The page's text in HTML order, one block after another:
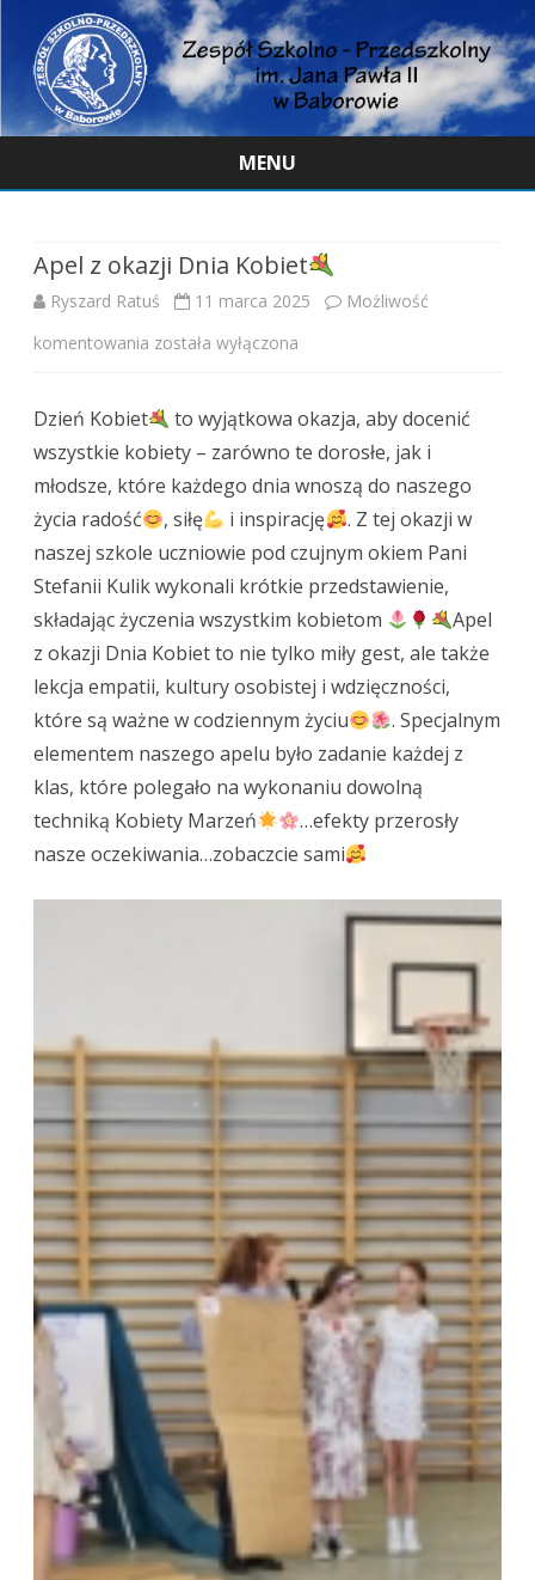
MENU
Apel z okazji Dnia Kobiet
Ryszard Ratuś 11 marca 2025
Możliwość
komentowania Apel
okazji
Dnia
Kobiet
została wyłączona
Dzień Kobiet
to wyjątkowa okazja, aby docenić
wszystkie kobiety – zarówno te dorosłe, jak i
młodsze, które każdego dnia wnoszą do naszego
życia radość
, siłę i inspirację
. Z tej okazji w
naszej szkole uczniowie pod czujnym okiem Pani
Stefanii Kulik wykonali krótkie przedstawienie,
składając życzenia wszystkim kobietom
Apel
z okazji Dnia Kobiet to nie tylko miły gest, ale także
lekcja empatii, kultury osobistej i wdzięczności,
które są ważne w codziennym życiu
. Specjalnym
elementem naszego apelu było zadanie każdej z
klas, które polegało na wykonaniu dowolną
techniką Kobiety Marzeń
…efekty przerosły
nasze oczekiwania…zobaczcie sami